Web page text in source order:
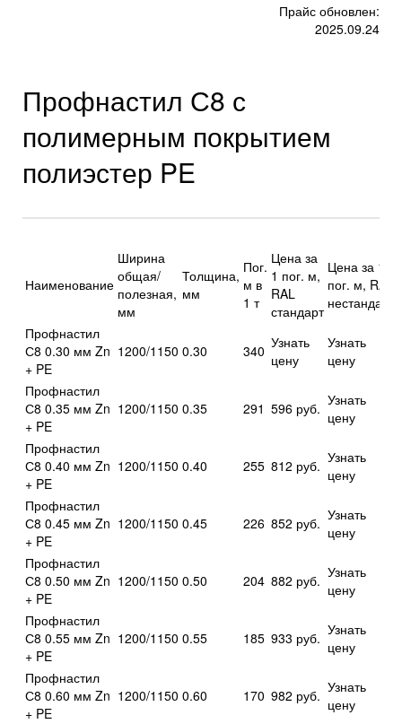
Прайс обновлен:
2025.09.24
Профнастил С8 с
полимерным покрытием
полиэстер PE
Наименование
Ширина
общая/
полезная,
мм
Толщина,
мм
Пог.
м в
1 т
Цена за
1 пог. м,
RAL
стандарт
Цена за 1
пог. м, RAL
нестандарт
Профнастил
С8 0.30 мм Zn
+ PE
1200/1150 0.30 340 Узнать
цену
Узнать
цену
Профнастил
С8 0.35 мм Zn
+ PE
1200/1150 0.35 291 596 руб. Узнать
цену
Профнастил
С8 0.40 мм Zn
+ PE
1200/1150 0.40 255 812 руб. Узнать
цену
Профнастил
С8 0.45 мм Zn
+ PE
1200/1150 0.45 226 852 руб. Узнать
цену
Профнастил
С8 0.50 мм Zn
+ PE
1200/1150 0.50 204 882 руб. Узнать
цену
Профнастил
С8 0.55 мм Zn
+ PE
1200/1150 0.55 185 933 руб. Узнать
цену
Профнастил
С8 0.60 мм Zn
+ PE
1200/1150 0.60 170 982 руб. Узнать
цену